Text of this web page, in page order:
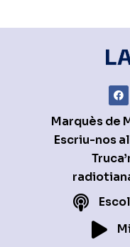
Marquès de
Escriu-nos